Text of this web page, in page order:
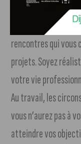
couple s’en
vous pourriez, par
rencontres qui
projets. Soyez
votre vie
Au travail, les
vous n’aurez pas à
atteindre vos